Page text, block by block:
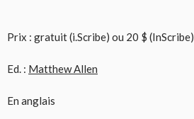
Prix : gratuit (i.Scribe) ou 20 $ (InScribe)
Ed. : Matthew Allen
En anglais